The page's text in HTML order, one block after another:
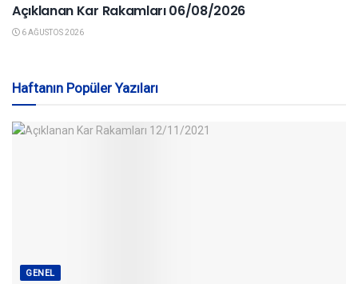
Açıklanan Kar Rakamları 06/08/2026
6 AĞUSTOS 2026
Haftanın Popüler Yazıları
GENEL